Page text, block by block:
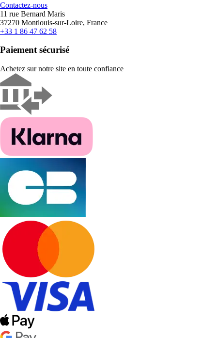
Contactez-nous
11 rue Bernard Maris
37270 Montlouis-sur-Loire, France
+33 1 86 47 62 58
Paiement sécurisé
Achetez sur notre site en toute confiance